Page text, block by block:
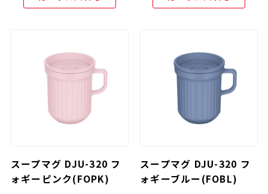
スープマグ DJU-320 フ
ォギーピンク(FOPK)
スープマグ DJU-320 フ
ォギーブルー(FOBL)